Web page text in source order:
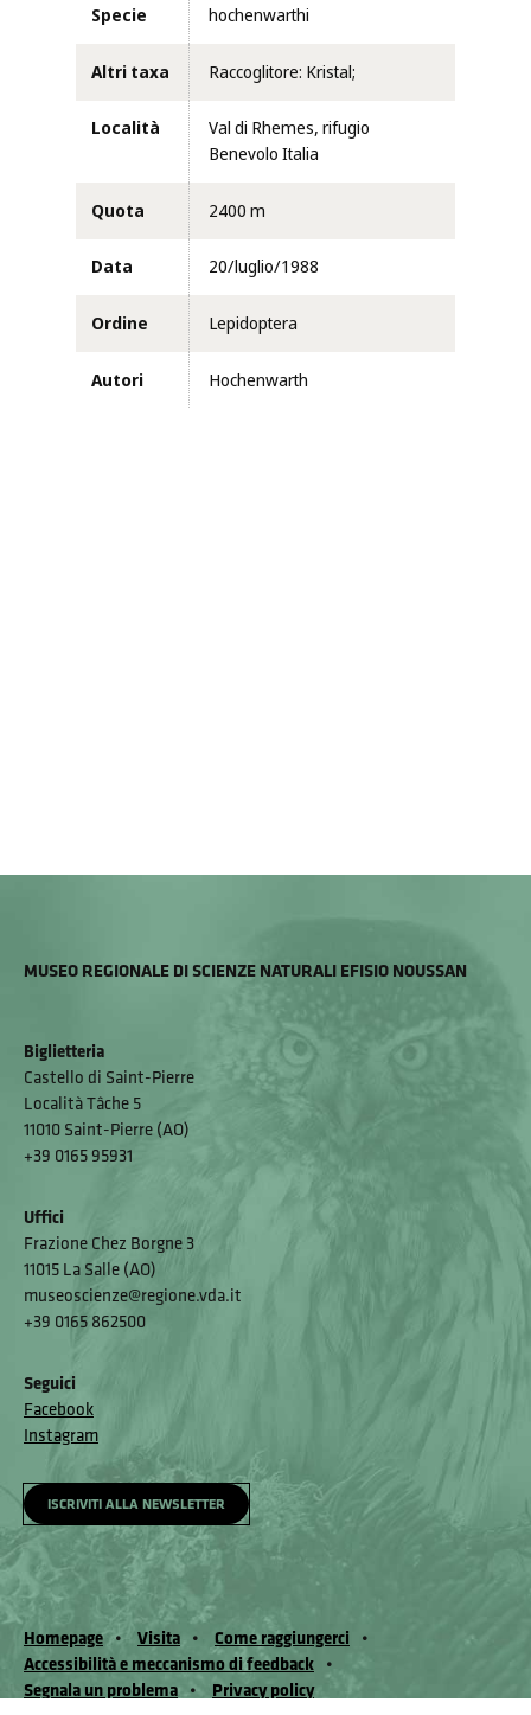
Specie hochenwarthi
Altri taxa Raccoglitore: Kristal;
Località
Val di Rhemes, rifugio
Benevolo Italia
Quota 2400 m
Data 20/luglio/1988
Ordine Lepidoptera
Autori Hochenwarth
MUSEO REGIONALE DI SCIENZE NATURALI EFISIO NOUSSAN
Biglietteria
Castello di Saint-Pierre
Località Tâche 5
11010 Saint-Pierre (AO)
+39 0165 95931
Uffici
Frazione Chez Borgne 3
11015 La Salle (AO)
museoscienze@regione.vda.it
+39 0165 862500
Seguici
Facebook
Instagram
ISCRIVITI ALLA NEWSLETTER
Homepage Visita
Come raggiungerci
Accessibilità e meccanismo di feedback
Segnala un problema
Privacy policy